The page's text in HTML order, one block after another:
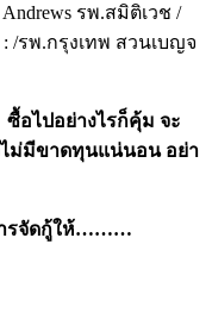
รพ.สมิติเวช /
/รพ.กรุงเทพ สวนเบญจ
อไปอย่างไรก็คุ้ม จะ
ไม่มีขาดทุนแน่นอน อย่า
ารจัดกู้ให้………